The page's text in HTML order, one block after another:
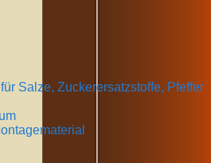
Salze, Zuckerersatzstoffe, Pfeffer